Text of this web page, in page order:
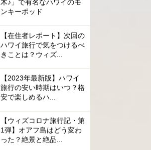
木♪」で有名なハワイのモ
ンキーポッド
【在住者レポート】次回の
ハワイ旅行で気をつけるべ
きことは？ウィズ...
【2023年最新版】ハワイ
旅行の安い時期はいつ？格
安で楽しめるハ...
【ウィズコロナ旅行記・第
1弾】オアフ島はどう変わ
った？絶景と絶品...